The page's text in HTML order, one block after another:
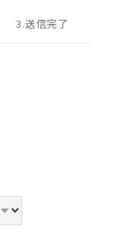
3.送信完了